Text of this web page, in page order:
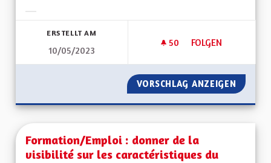
ERSTELLT AM
10/05/2023
50 50 FOLLOWER
FOLGEN
PANNEAUX
VORSCHLAG ANZEIGEN
Formation/Emploi : donner de la
visibilité sur les caractéristiques du